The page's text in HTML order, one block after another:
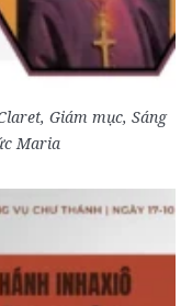
Giám mục, Sáng
Maria